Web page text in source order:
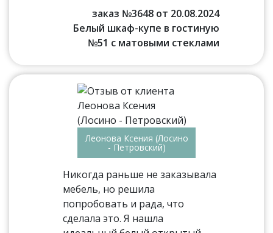
заказ №3648 от 20.08.2024
Белый шкаф-купе в гостиную
№51 с матовыми стеклами
Леонова Ксения (Лосино
- Петровский)
Никогда раньше не заказывала
мебель, но решила
попробовать и рада, что
сделала это. Я нашла